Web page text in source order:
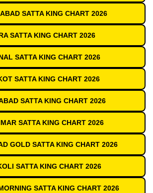
SATTA KING CHART 2026
SATTA KING CHART 2026
SATTA KING CHART 2026
SATTA KING CHART 2026
SATTA KING CHART 2026
SATTA KING CHART 2026
GOLD SATTA KING CHART 2026
SATTA KING CHART 2026
SATTA KING CHART 2026